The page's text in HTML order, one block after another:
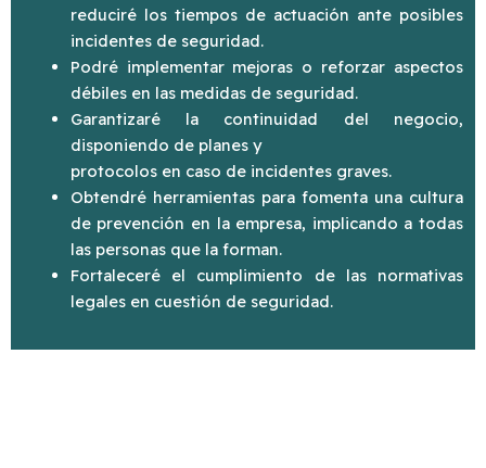
reduciré los tiempos de actuación ante posibles
incidentes de seguridad.
Podré implementar mejoras o reforzar aspectos
débiles en las medidas de seguridad.
Garantizaré la continuidad del negocio,
disponiendo de planes y
protocolos en caso de incidentes graves.
Obtendré herramientas para fomenta una cultura
de prevención en la empresa, implicando a todas
las personas que la forman.
Fortaleceré el cumplimiento de las normativas
legales en cuestión de seguridad.